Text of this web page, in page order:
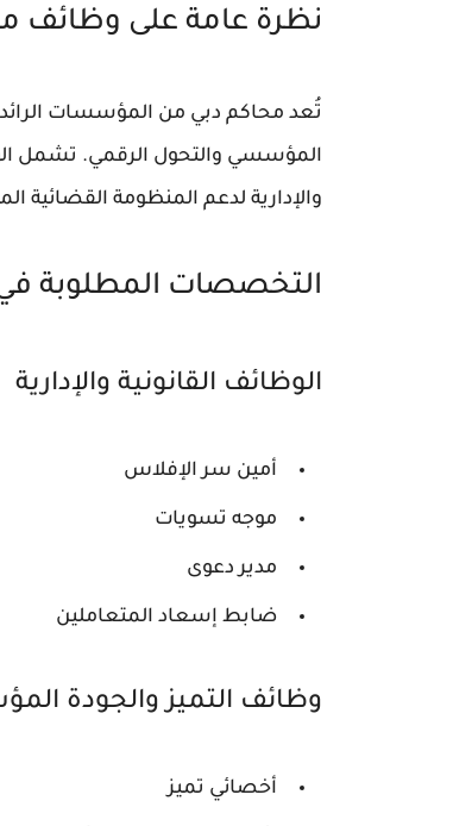
نظرة عامة على وظائف
تُعد محاكم دبي من المؤسسات
المؤسسي والتحول الرقمي. تشمل
والإدارية لدعم المنظومة القضائية
التخصصات المطلوبة
الوظائف القانونية والإدارية
أمين سر الإفلاس
موجه تسويات
مدير دعوى
ضابط إسعاد المتعاملين
وظائف التميز والجودة
أخصائي تميز